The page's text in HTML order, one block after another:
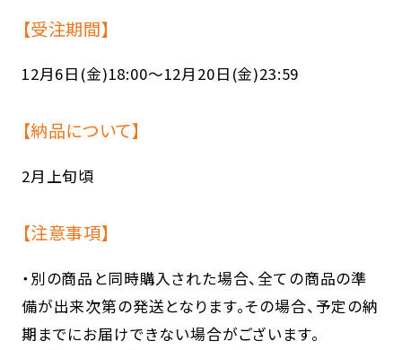
【受注期間】
12月6日(金)18:00～12月20日(金)23:59
【納品について】
2月上旬頃
【注意事項】
・別の商品と同時購入された場合、全ての商品の準
備が出来次第の発送となります。その場合、予定の納
期までにお届けできない場合がございます。